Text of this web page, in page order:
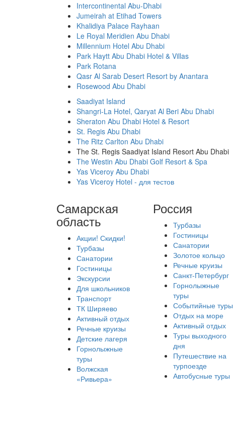
Intercontinental Abu-Dhabi
Jumeirah at Etihad Towers
Khalidiya Palace Rayhaan
Le Royal Meridien Abu Dhabi
Millennium Hotel Abu Dhabi
Park Haytt Abu Dhabi Hotel & Villas
Park Rotana
Qasr Al Sarab Desert Resort by Anantara
Rosewood Abu Dhabi
Saadiyat Island
Shangri-La Hotel, Qaryat Al Beri Abu Dhabi
Sheraton Abu Dhabi Hotel & Resort
St. Regis Abu Dhabi
The Ritz Carlton Abu Dhabi
The St. Regis Saadiyat Island Resort Abu Dhabi
The Westin Abu Dhabi Golf Resort & Spa
Yas Viceroy Abu Dhabi
Yas Viceroy Hotel - для тестов
Самарская
область
Акции! Скидки!
Турбазы
Санатории
Гостиницы
Экскурсии
Для школьников
Транспорт
ТК Ширяево
Активный отдых
Речные круизы
Детские лагеря
Горнолыжные
туры
Волжская
«Ривьера»
Россия
Турбазы
Гостиницы
Санатории
Золотое кольцо
Речные круизы
Санкт-Петербург
Горнолыжные
туры
Событийные туры
Отдых на море
Активный отдых
Туры выходного
дня
Путешествие на
турпоезде
Автобусные туры